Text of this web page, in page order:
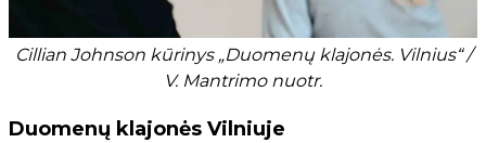
Cillian Johnson kūrinys „Duomenų klajonės. Vilnius“ /
V. Mantrimo nuotr.
Duomenų klajonės Vilniuje